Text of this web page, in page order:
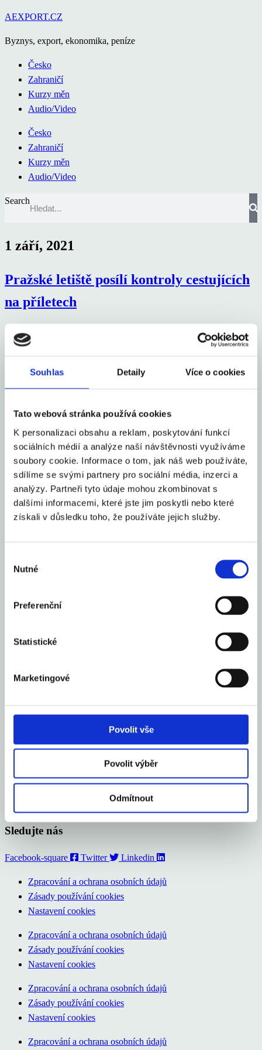
Souhlas Detaily Více o cookies
Tato webová stránka používá cookies
K personalizaci obsahu a reklam, poskytování funkcí
sociálních médií a analýze naší návštěvnosti využíváme
soubory cookie. Informace o tom, jak náš web používáte,
sdílíme se svými partnery pro sociální média, inzerci a
analýzy. Partneři tyto údaje mohou zkombinovat s
dalšími informacemi, které jste jim poskytli nebo které
získali v důsledku toho, že používáte jejich služby.
souhlasu
Nutné
Preferenční
Statistické
Marketingové
Povolit vše
Povolit výběr
Odmítnout
Přejít
obsahu
AEXPORT.CZ
Byznys, export, ekonomika, peníze
Česko
Zahraničí
Kurzy měn
Audio/Video
Česko
Zahraničí
Kurzy měn
Audio/Video
Search
1 září, 2021
Pražské letiště posílí kontroly cestujících
na příletech
Letiště Praha, Cizinecká policie ČR a Celní správa ČR v souvislosti
s novým ochranným opatřením Ministerstva zdravotnictví ČR posílí
Společně tak
aexportcz1. 9. 2021
Financial Marketsby TradingView
Aexport.cz
O nás
Česko
Zahraničí
Audio/Video
Česko
O nás
Sledujte nás
Facebook-square Twitter Linkedin
Zpracování a ochrana osobních údajů
Zásady používání cookies
Nastavení cookies
Zpracování a ochrana osobních údajů
Zásady používání cookies
Nastavení cookies
Zpracování a ochrana osobních údajů
Zásady používání cookies
Nastavení cookies
Zpracování a ochrana osobních údajů